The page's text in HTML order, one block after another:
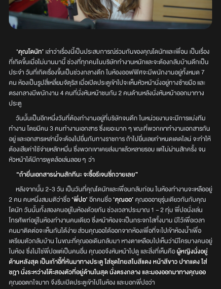
‘คุณโดนัท’ เล่าว่าเรื่องนี้เป็นประสบการณ์ร่วมกันของคุณโดนัทและเพื่อน เป็นเรื่อง
ที่เกิดขึ้นเมื่อไม่นานมานี้ ช่วงที่ทุกคนในบริษัททำงานหนักและจะต้องกลับบ้านดึกเป็น
ประจำ วันที่เกิดเรื่องขึ้นเป็นช่วงกลางดึก ในห้องออฟฟิศจะมีพนักงานอยู่ทั้งหมด 7
คน ห้องเป็นรูปสี่เหลี่ยมจัตุรัส เมื่อเปิดประตูเข้าไปจะเห็นหัวหน้านั่งอยู่ทางซ้ายมือ และ
ตรงกลางมีพนักงาน 4 คนที่นั่งหันหน้าชนกัน 2 คนด้านหลังนั่งหันหน้าออกมาทาง
ประตู
วันนั้นเป็นอีกหนึ่งวันที่ต้องทำงานอยู่ที่บริษัทจนดึก ในหน่วยงานจะมีการแบ่งทีม
ทำงาน โดยมีคน 3 คนทำงานเอกสาร ซึ่งเยอะมาก ๆ ขณะที่พวกเขาทำงานเอกสารกัน
อยู่ และเอกสารเหล่านี้จะต้องไปยื่นกับทางราชการ ถ้าไปยื่นเลยกำหนดเดดไลน์ จะทำให้
ต้องเสียค่าใช้จ่ายหลักหมื่น ซึ่งพวกเขาเคยส่งมาแล้วหลายรอบ แต่ไม่ผ่านสักครั้ง จน
หัวหน้าได้มีการพูดล้อเล่นลอย ๆ ว่า
“ถ้ายื่นเอกสารผ่านสักทีนะ จะซื้อรีเจนซี่ถวายเลย”
หลังจากนั้น 2-3 วัน เป็นวันที่คุณโดนัทและเพื่อนกลับก่อน ในห้องทำงานจะเหลืออยู่
2 คน คนหนึ่งสมมติว่าชื่อ‘พี่ปอ’อีกคนชื่อ‘คุณออ’คุณอออายุรุ่นเดียวกันกับคุณ
โดนัท วันนั้นทั้งสองคนอยู่ในห้องด้วยกัน ช่วงเวลาประมาณ 1 – 2 ทุ่ม พี่ปอนั่งเล่น
โทรศัพท์อยู่ในห้องทำงานคนเดียว ซึ่งหน้าห้องจะเป็นกระจกใสทั้งบาน มีไว้เพื่อเวลา
คนมาติดต่อจะเห็นกันได้ง่าย ส่วนคุณออได้ออกจากห้องเพื่อที่จะไปเข้าห้องน้ำเพื่อ
เตรียมตัวกลับบ้าน ในขณะที่คุณออเดินกลับมา หางตาเหลือบไปเห็นว่ามีใครบางคนอยู่
ในห้อง ซึ่งไม่ใช่พี่ปอแต่เป็นคนอื่น คุณออจึงหันหน้าไปดู และสิ่งที่เห็นคือผู้หญิงนั่งอยู่
ด้านหลังสุด เป็นเก้าอี้ที่หันมาทางประตู ใส่ชุดไทยสไบสีแดง หน้าสีขาว ปากแดง ใส่
ชฎา นั่งระหว่างโต๊ะสองตัวที่อยู่ด้านในสุด นั่งตรงกลาง และมองออกมาทางคุณออ
คุณออตกใจมากจึงรีบเปิดประตูเข้าไปในห้อง และบอกพี่ปอว่า